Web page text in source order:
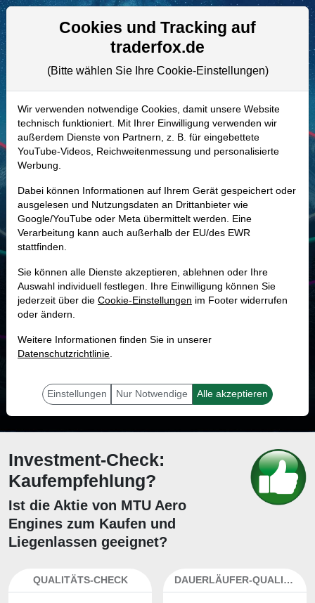
Aktien- und Artikelsuche
A0D9PT | MTX–MTU Aero Engines
Aktie
Realtime-Aktienkurs:
- - -
-
Marktkapitalisierung 20,32 Mrd. EUR
Unternehmenswert
Umsatz 8,76 Mrd. EUR
29.9 %
mit dieser Aktie erfolgreich sein.
Investment-Check:
Kaufempfehlung?
Ist die Aktie von MTU Aero
Engines zum Kaufen und
Liegenlassen geeignet?
QUALITÄTS-CHECK DAUERLÄUFER-QUALITÄTEN
Cookies und Tracking auf
traderfox.de
(Bitte wählen Sie Ihre Cookie-Einstellungen)
Wir verwenden notwendige Cookies, damit unsere Website
technisch funktioniert. Mit Ihrer Einwilligung verwenden wir
außerdem Dienste von Partnern, z. B. für eingebettete
YouTube-Videos, Reichweitenmessung und personalisierte
Werbung.
Dabei können Informationen auf Ihrem Gerät gespeichert oder
ausgelesen und Nutzungsdaten an Drittanbieter wie
Google/YouTube oder Meta übermittelt werden. Eine
Verarbeitung kann auch außerhalb der EU/des EWR
stattfinden.
Sie können alle Dienste akzeptieren, ablehnen oder Ihre
Auswahl individuell festlegen. Ihre Einwilligung können Sie
jederzeit über die Cookie-Einstellungen im Footer widerrufen
oder ändern.
Weitere Informationen finden Sie in unserer
Datenschutzrichtlinie.
Einstellungen Nur Notwendige Alle akzeptieren